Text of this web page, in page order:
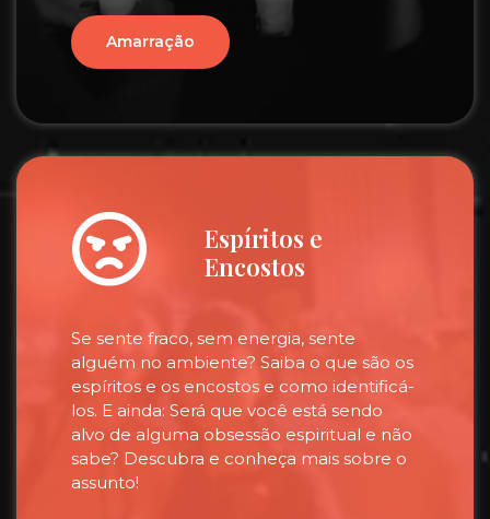
Amarração
Espíritos e
Encostos
Se sente fraco, sem energia, sente
alguém no ambiente? Saiba o que são os
espíritos e os encostos e como identificá-
los. E ainda: Será que você está sendo
alvo de alguma obsessão espiritual e não
sabe? Descubra e conheça mais sobre o
assunto!